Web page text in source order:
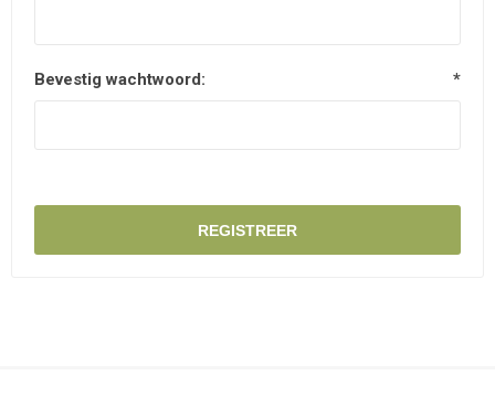
Bevestig wachtwoord: *
REGISTREER